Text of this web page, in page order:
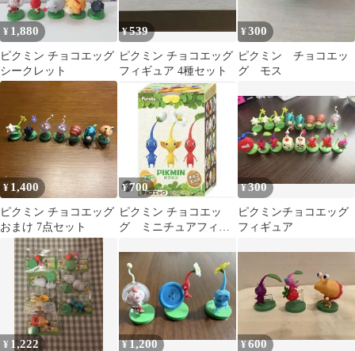
¥ 1,880
ピクミン チョコエッグ
シークレット
¥539
ピクミン チョコエッグ
フィギュア 4種セット
¥300
ピクミン チョコエッ
グ モス
¥ 1,400
ピクミン チョコエッグ
おまけ 7点セット
¥700
ピクミン チョコエッ
グ ミニチュアフィギ
¥300
ピクミンチョコエッグ
フィギュア
¥ 1,222 ¥1,200 ¥600